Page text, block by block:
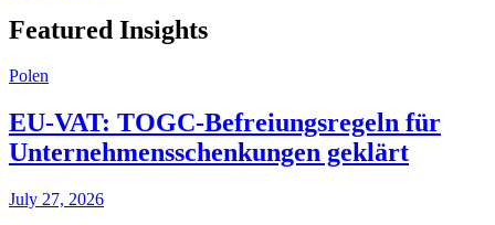
Featured Insights
Polen
EU-VAT: TOGC-Befreiungsregeln für
Unternehmensschenkungen geklärt
July 27, 2026